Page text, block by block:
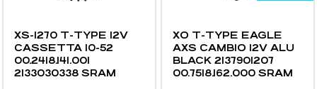
XS-1270 T-TYPE 12V
CASSETTA 10-52
00.2418.141.001
2133030338 SRAM
XO T-TYPE EAGLE
AXS CAMBIO 12V ALU
BLACK 2137901207
00.7518.162.000 SRAM